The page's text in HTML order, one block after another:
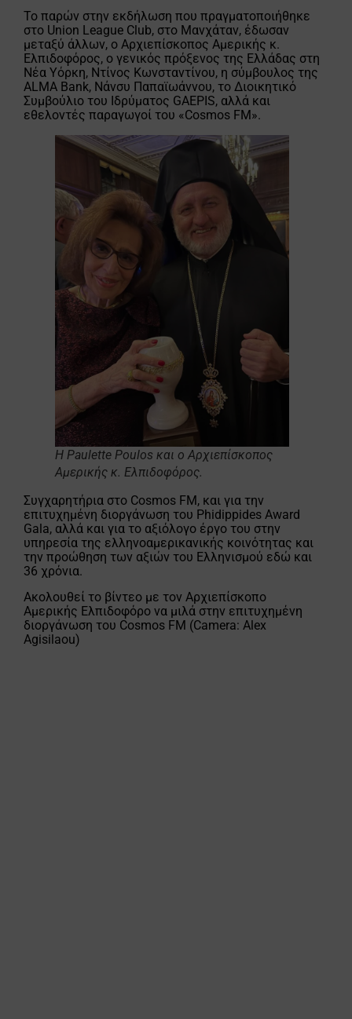
Το παρών στην εκδήλωση που πραγματοποιήθηκε
στο Union League Club, στο Μανχάταν, έδωσαν
μεταξύ άλλων, ο Αρχιεπίσκοπος Αμερικής κ.
Ελπιδοφόρος, ο γενικός πρόξενος της Ελλάδας στη
Νέα Υόρκη, Ντίνος Κωνσταντίνου, η σύμβουλος της
ALMA Bank, Νάνσυ Παπαϊωάννου, το Διοικητικό
Συμβούλιο του Ιδρύματος GAEPIS, αλλά και
εθελοντές παραγωγοί του «Cosmos FM».
Η Paulette Poulos και ο Αρχιεπίσκοπος
Αμερικής κ. Ελπιδοφόρος.
Συγχαρητήρια στο Cosmos FM, και για την
επιτυχημένη διοργάνωση του Phidippides Award
Gala, αλλά και για το αξιόλογο έργο του στην
υπηρεσία της ελληνοαμερικανικής κοινότητας και
την προώθηση των αξιών του Ελληνισμού εδώ και
36 χρόνια.
Ακολουθεί το βίντεο με τον Αρχιεπίσκοπο
Αμερικής Ελπιδοφόρο να μιλά στην επιτυχημένη
διοργάνωση του Cosmos FM (Camera: Alex
Agisilaou)